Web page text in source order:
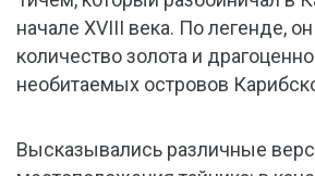
начале XVIII века. По легенде,
количество золота и
необитаемых островов
Высказывались различные